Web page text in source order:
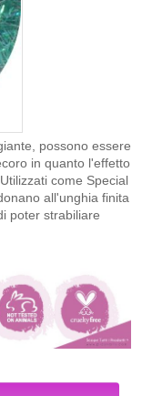
possono essere
in quanto l'effetto
come Special
all'unghia finita
poter strabiliare